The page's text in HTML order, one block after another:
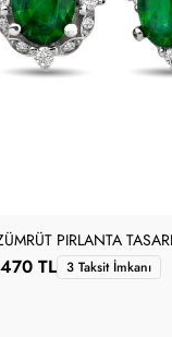
PIRLANTA
TL 3 Taksit İmkanı